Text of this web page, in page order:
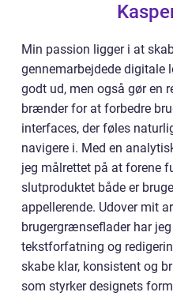
Min passion ligger i at
gennemarbejdede digitale
godt ud, men også gør en
brænder for at forbedre
interfaces, der føles
navigere i. Med en
jeg målrettet på at forene
slutproduktet både er
appellerende. Udover mit
brugergrænseflader har
tekstforfatning og
skabe klar, konsistent og
som styrker designets